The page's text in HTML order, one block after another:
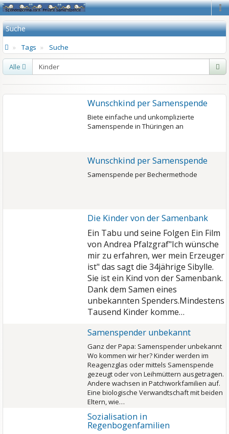
Suche
Tags Suche
Alle
Wunschkind per Samenspende
Biete einfache und unkomplizierte
Samenspende in Thüringen an
Wunschkind per Samenspende
Samenspende per Bechermethode
Die Kinder von der Samenbank
Ein Tabu und seine Folgen Ein Film
von Andrea Pfalzgraf"Ich wünsche
mir zu erfahren, wer mein Erzeuger
ist" das sagt die 34jährige Sibylle.
Sie ist ein Kind von der Samenbank.
Dank dem Samen eines
unbekannten Spenders.Mindestens
Tausend Kinder komme…
Samenspender unbekannt
Ganz der Papa: Samenspender unbekannt
Wo kommen wir her? Kinder werden im
Reagenzglas oder mittels Samenspende
gezeugt oder von Leihmüttern ausgetragen.
Andere wachsen in Patchworkfamilien auf.
Eine biologische Verwandtschaft mit beiden
Eltern, wie…
Sozialisation in
Regenbogenfamilien